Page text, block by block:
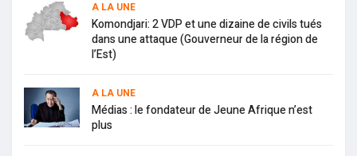
A LA UNE
Komondjari: 2 VDP et une dizaine de civils tués
dans une attaque (Gouverneur de la région de
l’Est)
A LA UNE
Médias : le fondateur de Jeune Afrique n’est
plus